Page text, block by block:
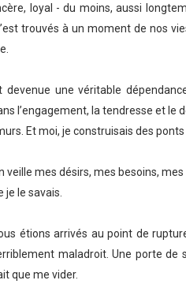
loyal - du moins, aussi
trouvés à un moment de nos
une véritable
l’engagement, la tendresse et
Et moi, je construisais des ponts
veille mes désirs, mes besoins,
je le savais.
étions arrivés au point de
maladroit. Une porte de
que me vider.